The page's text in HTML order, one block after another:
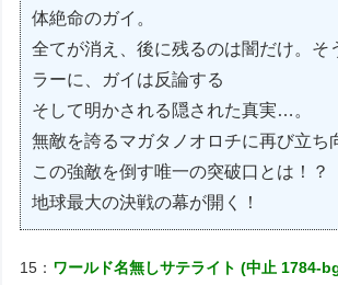
体絶命のガイ。
全てが消え、後に残るのは闇だけ。そ
ラーに、ガイは反論する
そして明かされる隠された真実…。
無敵を誇るマガタノオロチに再び立
この強敵を倒す唯一の突破口とは！？
地球最大の決戦の幕が開く！
15： ワールド名無しサテライト (中止 1784-